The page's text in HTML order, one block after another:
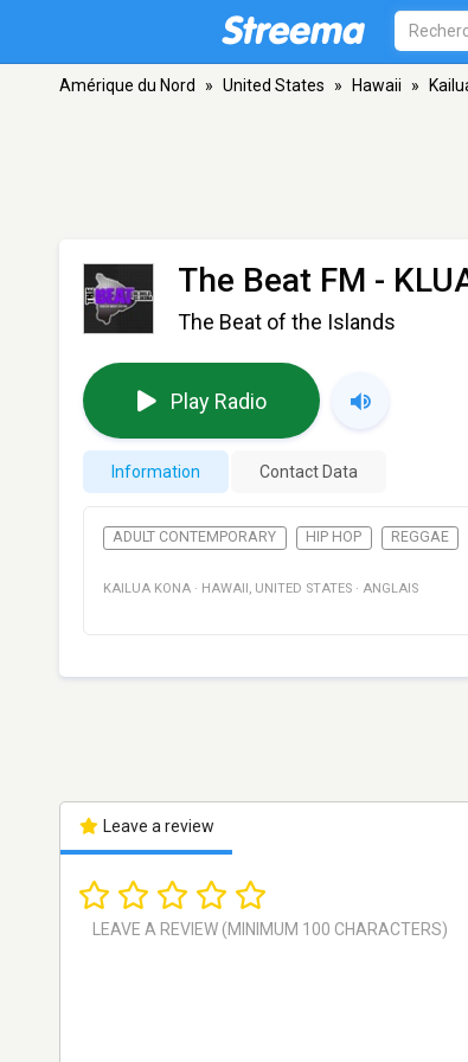
Amérique du Nord » United States » Hawaii »
The Beat FM -
The Beat of the Islands
Play Radio
Information Contact Data
ADULT CONTEMPORARY HIP HOP REGGAE
KAILUA KONA · HAWAII , UNITED STATES · ANGLAIS
Leave a review